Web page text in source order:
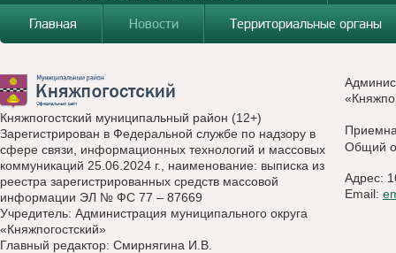
Главная
Новости Территориальные органы
Княжпогостский муниципальный район (12+)
Зарегистрирован в Федеральной службе по надзору в
сфере связи, информационных технологий и массовых
коммуникаций 25.06.2024 г., наименование: выписка из
реестра зарегистрированных средств массовой
информации ЭЛ № ФС 77 – 87669
Учредитель: Администрация муниципального округа
«Княжпогостский»
Главный редактор: Смирнягина И.В.
Общий
Адрес:
Email: